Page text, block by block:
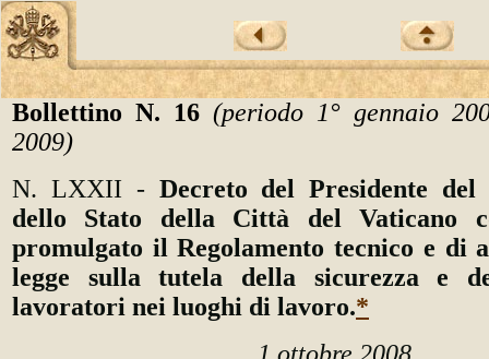
Bollettino N. 16 (periodo 1° gennaio
2009)
N. LXXII - Decreto del Presidente del
dello Stato della Città del Vaticano
promulgato il Regolamento tecnico e di
legge sulla tutela della sicurezza e
lavoratori nei luoghi di lavoro.*